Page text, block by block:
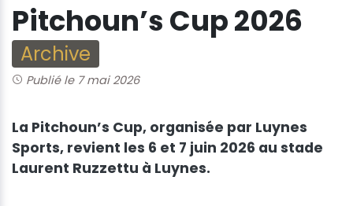
Pitchoun’s Cup 2026
Archive
Publié le 7 mai 2026
La Pitchoun’s Cup, organisée par Luynes
Sports, revient les 6 et 7 juin 2026 au stade
Laurent Ruzzettu à Luynes.